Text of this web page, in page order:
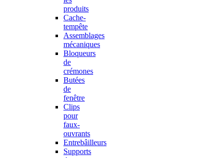
produits
Cache-
tempête
Assemblages
mécaniques
Bloqueurs
de
crémones
Butées
de
fenêtre
Clips
pour
faux-
ouvrants
Entrebâilleurs
Supports